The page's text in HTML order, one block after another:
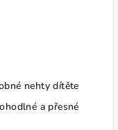
nehty dítěte
a přesné